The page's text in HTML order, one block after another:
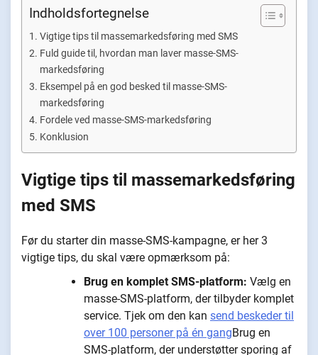
Indholdsfortegnelse
Vigtige tips til massemarkedsføring med SMS
Fuld guide til, hvordan man laver masse-SMS-
markedsføring
Eksempel på en god besked til masse-SMS-
markedsføring
Fordele ved masse-SMS-markedsføring
Konklusion
Vigtige tips til massemarkedsføring
med SMS
Før du starter din masse-SMS-kampagne, er her 3
vigtige tips, du skal være opmærksom på:
Brug en komplet SMS-platform: Vælg en
masse-SMS-platform, der tilbyder komplet
service. Tjek om den kan send beskeder til
over 100 personer på én gangBrug en
SMS-platform, der understøtter sporing af